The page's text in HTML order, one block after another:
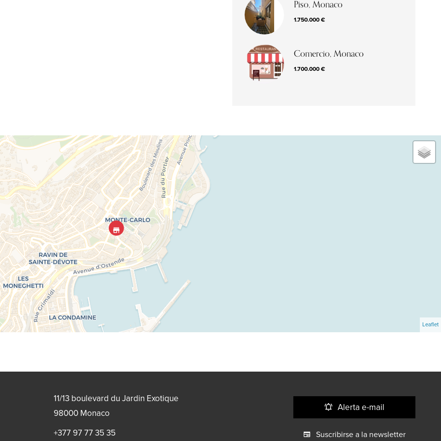
Piso, Monaco
1.750.000 €
Comercio, Monaco
1.700.000 €
Leaflet
11/13 boulevard du Jardin Exotique
98000 Monaco
+377 97 77 35 35
Alerta e-mail
Suscribirse a la newsletter